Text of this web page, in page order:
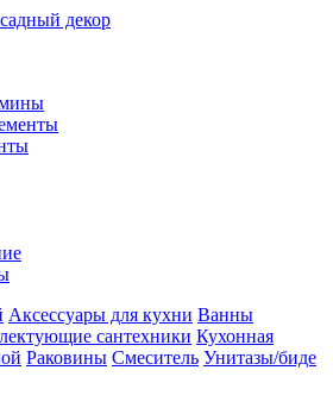
декор
Аксессуары для кухни Ванны
сантехники Кухонная
Раковины Смеситель Унитазы/биде